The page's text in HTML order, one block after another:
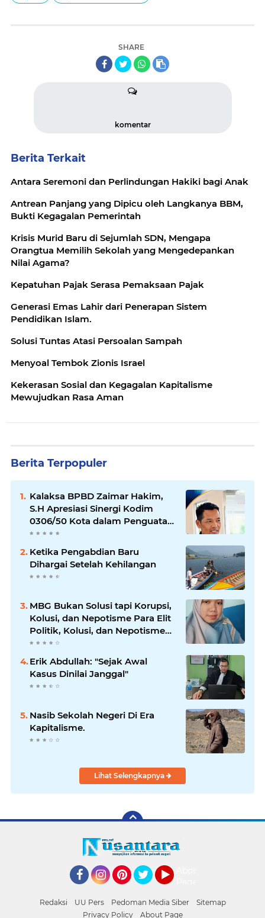
SHARE
komentar
Berita Terkait
Antara Seremoni dan Perlindungan Hakiki bagi Anak
Antrean Panjang yang Dipicu oleh Langkanya BBM,
Bukti Kegagalan Pemerintah
Krisis Murid Baru di Sejumlah SDN, Mengapa
Orangtua Memilih Sekolah yang Mengedepankan
Nilai Agama?
Kepatuhan Pajak Serasa Pemaksaan Pajak
Generasi Emas Lahir dari Penerapan Sistem
Pendidikan Islam.
Solusi Tuntas Atasi Persoalan Sampah
Menyoal Tembok Zionis Israel
Kekerasan Sosial dan Kegagalan Kapitalisme
Mewujudkan Rasa Aman
Berita Terpopuler
Kalaksa BPBD Zaimar Hakim,
S.H Apresiasi Sinergi Kodim
0306/50 Kota dalam Penguatan
Mitigasi dan Penanganan
Bencana
Ketika Pengabdian Baru
Dihargai Setelah Kehilangan
MBG Bukan Solusi tapi Korupsi,
Kolusi, dan Nepotisme Para Elit
Politik, Kolusi, dan Nepotisme
Para Elit Politik
Erik Abdullah: "Sejak Awal
Kasus Dinilai Janggal"
Nasib Sekolah Negeri Di Era
Kapitalisme.
Lihat Selengkapnya
Redaksi UU Pers Pedoman Media Siber
Sitemap
Privacy Policy
About Page